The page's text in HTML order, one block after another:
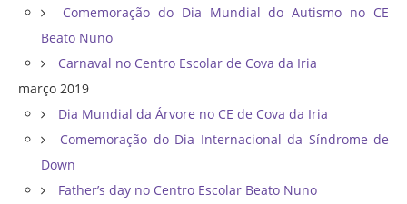
Comemoração do Dia Mundial do Autismo no CE
Beato Nuno
Carnaval no Centro Escolar de Cova da Iria
março 2019
Dia Mundial da Árvore no CE de Cova da Iria
Comemoração do Dia Internacional da Síndrome de
Down
Father’s day no Centro Escolar Beato Nuno